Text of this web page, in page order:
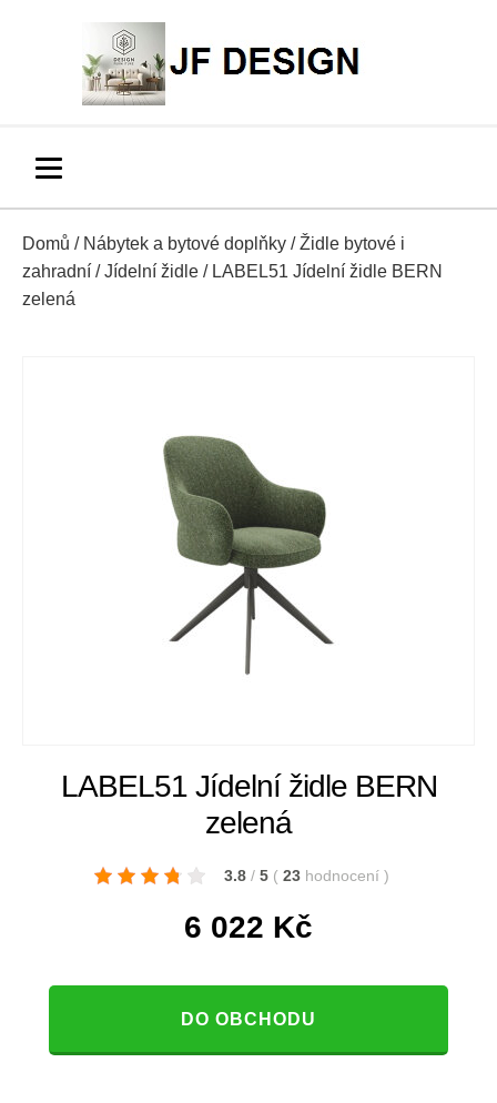
Domů / Nábytek a bytové doplňky /Židle bytové i
zahradní /Jídelní židle / LABEL51 Jídelní židle BERN
zelená
LABEL51 Jídelní židle BERN
zelená
3.8 / 5 ( 23 hodnocení )
6 022 Kč
DO OBCHODU